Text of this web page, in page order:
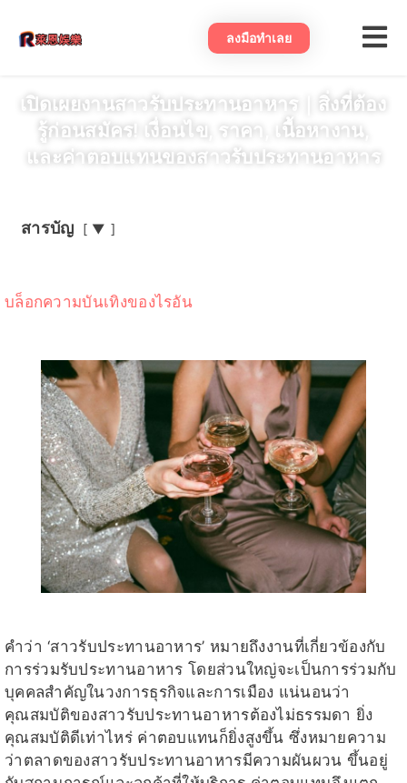
ลงมือทําเลย
เปิดเผยงานสาวรับประทานอาหาร｜สิ่งที่ต้อง
รู้ก่อนสมัคร! เงื่อนไข, ราคา, เนื้อหางาน,
และค่าตอบแทนของสาวรับประทานอาหาร
สารบัญ ▼
บล็อกความบันเทิงของไรอัน
คำว่า ‘สาวรับประทานอาหาร’ หมายถึงงานที่เกี่ยวข้องกับ
การร่วมรับประทานอาหาร โดยส่วนใหญ่จะเป็นการร่วมกับ
บุคคลสำคัญในวงการธุรกิจและการเมือง แน่นอนว่า
คุณสมบัติของสาวรับประทานอาหารต้องไม่ธรรมดา ยิ่ง
คุณสมบัติดีเท่าไหร่ ค่าตอบแทนก็ยิ่งสูงขึ้น ซึ่งหมายความ
ว่าตลาดของสาวรับประทานอาหารมีความผันผวน ขึ้นอยู่